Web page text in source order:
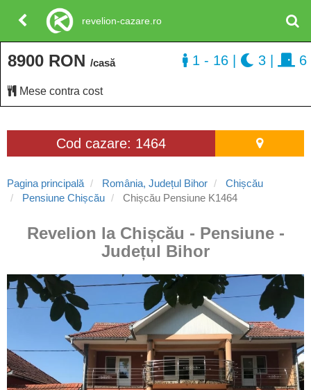
Cod cazare: 1464
Pagina principală România, Județul Bihor
Chișcău
Pensiune Chișcău
Chișcău Pensiune K1464
Revelion la Chișcău - Pensiune -
Județul Bihor
8900 RON /casă
Mese contra cost
1 - 16 3 6
revelion-cazare.ro